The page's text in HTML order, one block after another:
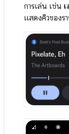
การเล่น เช่น
แสดงคิวของร